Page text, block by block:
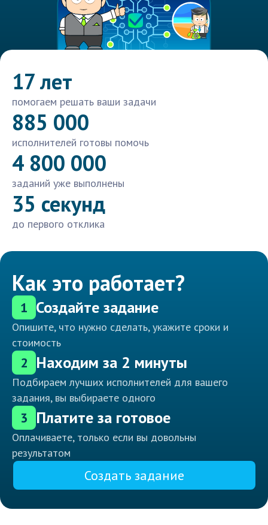
17 лет
помогаем решать ваши задачи
885 000
исполнителей готовы помочь
4 800 000
заданий уже выполнены
35 секунд
до первого отклика
Как это работает?
1 Создайте задание
Опишите, что нужно сделать, укажите сроки и
стоимость
2 Находим за 2 минуты
Подбираем лучших исполнителей для вашего
задания, вы выбираете одного
3 Платите за готовое
Оплачиваете, только если вы довольны
результатом
Создать задание